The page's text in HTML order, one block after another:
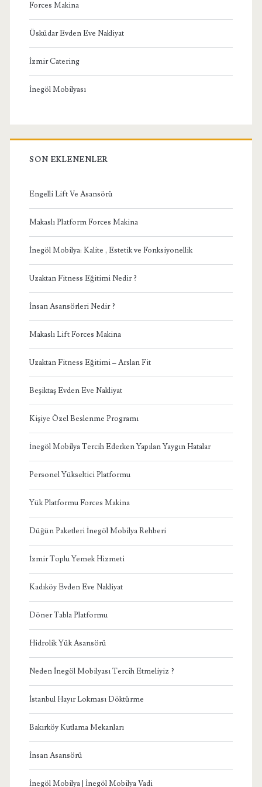
Forces Makina
Üsküdar Evden Eve Nakliyat
İzmir Catering
İnegöl Mobilyası
SON EKLENENLER
Engelli Lift Ve Asansörü
Makaslı Platform Forces Makina
İnegöl Mobilya: Kalite , Estetik ve Fonksiyonellik
Uzaktan Fitness Eğitimi Nedir ?
İnsan Asansörleri Nedir ?
Makaslı Lift Forces Makina
Uzaktan Fitness Eğitimi – Arslan Fit
Beşiktaş Evden Eve Nakliyat
Kişiye Özel Beslenme Programı
İnegöl Mobilya Tercih Ederken Yapılan Yaygın Hatalar
Personel Yükseltici Platformu
Yük Platformu Forces Makina
Düğün Paketleri İnegöl Mobilya Rehberi
İzmir Toplu Yemek Hizmeti
Kadıköy Evden Eve Nakliyat
Döner Tabla Platformu
Hidrolik Yük Asansörü
Neden İnegöl Mobilyası Tercih Etmeliyiz ?
İstanbul Hayır Lokması Döktürme
Bakırköy Kutlama Mekanları
İnsan Asansörü
İnegöl Mobilya | İnegöl Mobilya Vadi